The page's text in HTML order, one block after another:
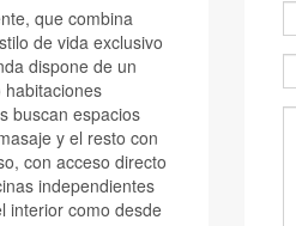
que combina
de vida exclusivo
dispone de un
buscan espacios
y el resto con
con acceso directo
independientes
interior como desde